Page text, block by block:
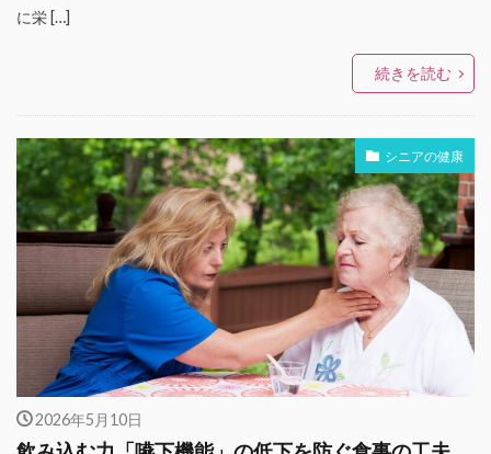
に栄 […]
続きを読む
シニアの健康
2026年5月10日